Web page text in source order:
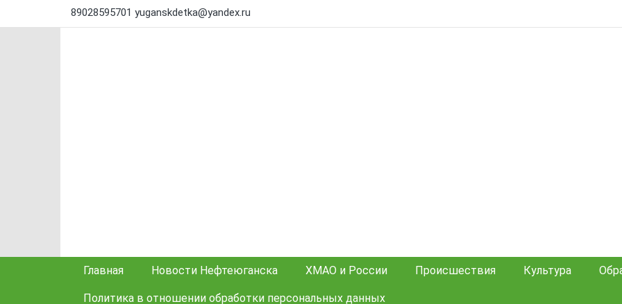
89028595701 yuganskdetka@yandex.ru
Главная Новости Нефтеюганска ХМАО и России Происшествия Культура
Политика в отношении обработки персональных данных